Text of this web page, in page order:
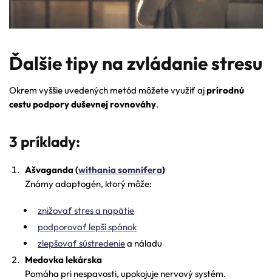
Ďalšie tipy na zvládanie stresu
Okrem vyššie uvedených metód môžete využiť ajprírodnú
cestu podpory duševnej rovnováhy.
3 príklady:
Ašvaganda (withania somnifera)
Známy adaptogén, ktorý môže:
znižovať stres a napätie
podporovať lepší spánok
zlepšovať sústredeniea náladu
Medovka lekárska
Pomáha pri nespavosti, upokojuje nervový systém.